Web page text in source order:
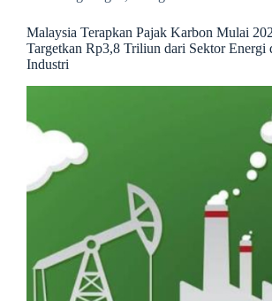
Malaysia Terapkan Pajak Karbon Mulai
Targetkan Rp3,8 Triliun dari Sektor Energi
Industri